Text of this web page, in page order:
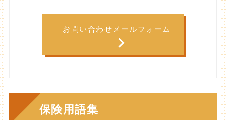
お問い合わせメールフォーム
保険用語集